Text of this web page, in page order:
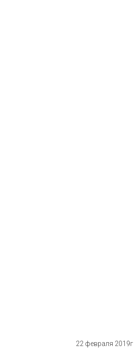
22 февраля 2019г